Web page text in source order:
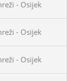
- Osijek
- Osijek
- Osijek